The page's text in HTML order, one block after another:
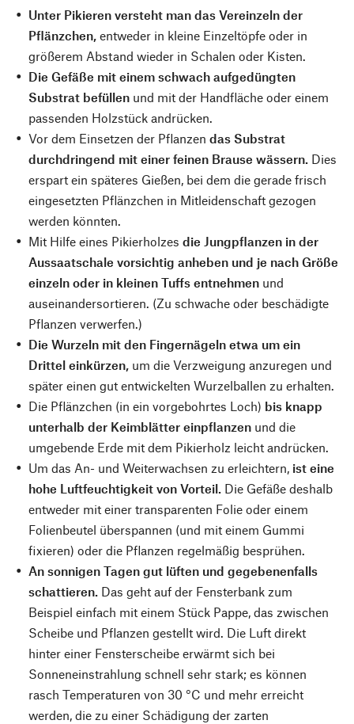
Unter Pikieren versteht man das Vereinzeln der
Pflänzchen, entweder in kleine Einzeltöpfe oder in
größerem Abstand wieder in Schalen oder Kisten.
Die Gefäße mit einem schwach aufgedüngten
Substrat befüllen und mit der Handfläche oder einem
passenden Holzstück andrücken.
Vor dem Einsetzen der Pflanzen das Substrat
durchdringend mit einer feinen Brause wässern. Dies
erspart ein späteres Gießen, bei dem die gerade frisch
eingesetzten Pflänzchen in Mitleidenschaft gezogen
werden könnten.
Mit Hilfe eines Pikierholzes die Jungpflanzen in der
Aussaatschale vorsichtig anheben und je nach Größe
einzeln oder in kleinen Tuffs entnehmen und
auseinandersortieren. (Zu schwache oder beschädigte
Pflanzen verwerfen.)
Die Wurzeln mit den Fingernägeln etwa um ein
Drittel einkürzen, um die Verzweigung anzuregen und
später einen gut entwickelten Wurzelballen zu erhalten.
Die Pflänzchen (in ein vorgebohrtes Loch) bis knapp
unterhalb der Keimblätter einpflanzen und die
umgebende Erde mit dem Pikierholz leicht andrücken.
Um das An- und Weiterwachsen zu erleichtern, ist eine
hohe Luftfeuchtigkeit von Vorteil. Die Gefäße deshalb
entweder mit einer transparenten Folie oder einem
Folienbeutel überspannen (und mit einem Gummi
fixieren) oder die Pflanzen regelmäßig besprühen.
An sonnigen Tagen gut lüften und gegebenenfalls
schattieren. Das geht auf der Fensterbank zum
Beispiel einfach mit einem Stück Pappe, das zwischen
Scheibe und Pflanzen gestellt wird. Die Luft direkt
hinter einer Fensterscheibe erwärmt sich bei
Sonneneinstrahlung schnell sehr stark; es können
rasch Temperaturen von 30 °C und mehr erreicht
werden, die zu einer Schädigung der zarten